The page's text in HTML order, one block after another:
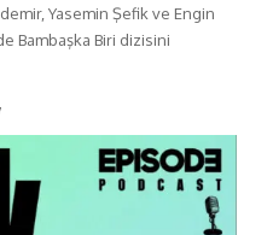
Yasemin Şefik ve Engin
Bambaşka Biri dizisini